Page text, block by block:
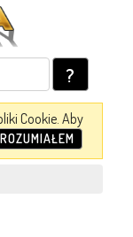
?
Cookie. Aby